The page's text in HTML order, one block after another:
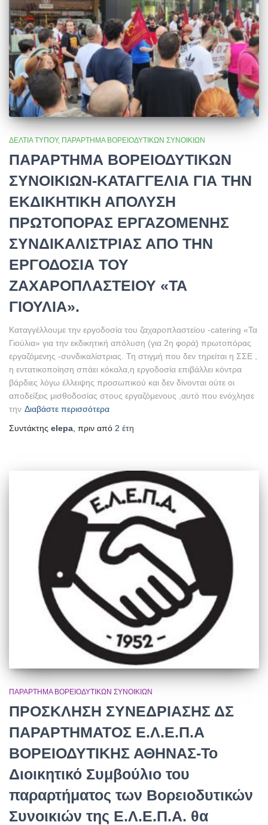
ΔΕΛΤΊΑ ΤΎΠΟΥ ΠΑΡΆΡΤΗΜΑ ΒΟΡΕΙΟΔΥΤΙΚΏΝ ΣΥΝΟΙΚΙΏΝ
ΠΑΡΑΡΤΗΜΑ ΒΟΡΕΙΟΔΥΤΙΚΩΝ
ΣΥΝΟΙΚΙΩΝ-ΚΑΤΑΓΓΕΛΙΑ ΓΙΑ ΤΗΝ
ΕΚΔΙΚΗΤΙΚΗ ΑΠΟΛΥΣΗ
ΠΡΩΤΟΠΟΡΑΣ ΕΡΓΑΖΟΜΕΝΗΣ
ΣΥΝΔΙΚΑΛΙΣΤΡΙΑΣ ΑΠΟ ΤΗΝ
ΕΡΓΟΔΟΣΙΑ ΤΟΥ
ΖΑΧΑΡΟΠΛΑΣΤΕΙΟΥ «ΤΑ
ΓΙΟΥΛΙΑ».
Καταγγέλλουμε την εργοδοσία του ζαχαροπλαστείου -catering «Τα
Γιούλια» για την εκδικητική απόλυση (για 2η φορά) πρωτοπόρας
εργαζόμενης -συνδικαλίστριας. Τη στιγμή που δεν τηρείται η ΣΣΕ ,
η εντατικοποίηση σπάει κόκαλα,η εργοδοσία επιβάλλει κόντρα
βάρδιες λόγω έλλειψης προσωπικού και δεν δίνονται ούτε οι
αποδείξεις μισθοδοσίας στους εργαζόμενους ,αυτό που ενόχλησε
την Διαβάστε περισσότερα
Συντάκτης elepa , πριν από 2 έτη
ΠΑΡΆΡΤΗΜΑ ΒΟΡΕΙΟΔΥΤΙΚΏΝ ΣΥΝΟΙΚΙΏΝ
ΠΡΟΣΚΛΗΣΗ ΣΥΝΕΔΡΙΑΣΗΣ ΔΣ
ΠΑΡΑΡΤΗΜΑΤΟΣ Ε.Λ.Ε.Π.Α
ΒΟΡΕΙΟΔΥΤΙΚΗΣ ΑΘΗΝΑΣ-Το
Διοικητικό Συμβούλιο του
παραρτήματος των Βορειοδυτικών
Συνοικιών της Ε.Λ.Ε.Π.Α. θα